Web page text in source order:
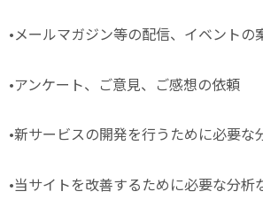
•メールマガジン等の配信、イベントの
•アンケート、ご意見、ご感想の依頼
•新サービスの開発を行うために必要な
•当サイトを改善するために必要な分析